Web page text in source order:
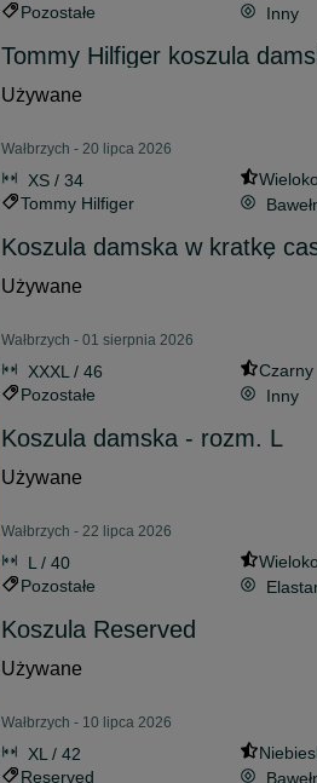
Pozostałe
Inny
Tommy Hilfiger koszula
Używane
Wałbrzych - 20 lipca 2026
XS / 34
Tommy Hilfiger
Koszula damska w kratkę
Używane
Wałbrzych - 01 sierpnia 2026
XXXL / 46
Czarny
Pozostałe
Inny
Koszula damska - rozm. L
Używane
Wałbrzych - 22 lipca 2026
L / 40
Pozostałe
Koszula Reserved
Używane
Wałbrzych - 10 lipca 2026
XL / 42
Reserved